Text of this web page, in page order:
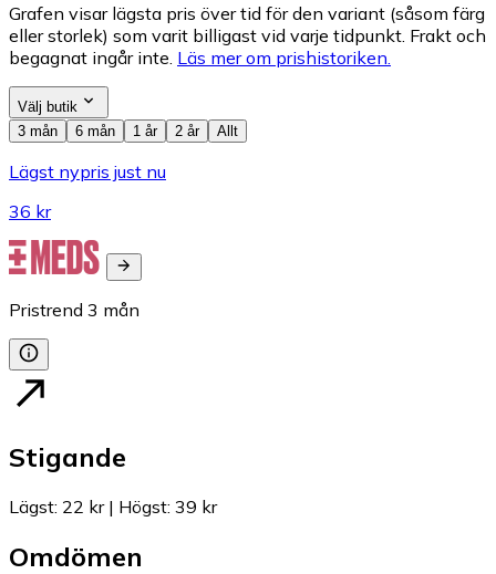
Grafen visar lägsta pris över tid för den variant (såsom färg
eller storlek) som varit billigast vid varje tidpunkt. Frakt och
begagnat ingår inte. Läs mer om prishistoriken.
Välj butik
3 mån
6 mån 1 år 2 år Allt
Lägst nypris just nu
36 kr
Pristrend 3 mån
Stigande
Lägst: 22 kr| Högst: 39 kr
Omdömen